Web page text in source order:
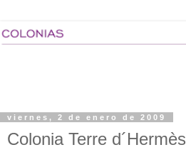
viernes, 2 de enero de 2009
Colonia Terre d´Hermès